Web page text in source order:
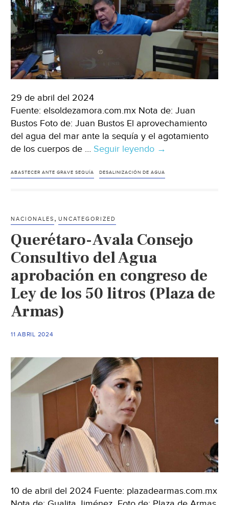
29 de abril del 2024
Fuente: elsoldezamora.com.mx Nota de: Juan
Bustos Foto de: Juan Bustos El aprovechamiento
del agua del mar ante la sequía y el agotamiento
de los cuerpos de … Seguir leyendo Michoacán-
la
sequía
de
Zamora)
→
ABASTECER ANTE GRAVE SEQUÍA DESALINIZACIÓN DE AGUA
NACIONALES ,UNCATEGORIZED
Querétaro-Avala Consejo
Consultivo del Agua
aprobación en congreso de
Ley de los 50 litros (Plaza de
Armas)
11 ABRIL 2024
10 de abril del 2024 Fuente: plazadearmas.com.mx